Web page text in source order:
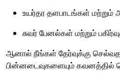
உயர்தர தளபாடங்கள் மற்றும்
சுவர் பேனல்கள் மற்றும்
ஆனால் நீங்கள் தேர்வுக்கு
பின்னடைவுகளையும்